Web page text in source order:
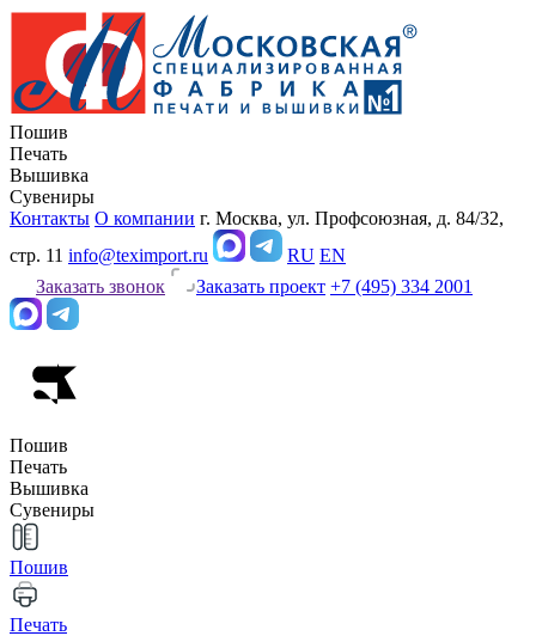
Пошив
Печать
Вышивка
Сувениры
Контакты О компании г. Москва, ул. Профсоюзная, д. 84/32,
стр. 11 info@teximport.ru RU EN
Заказать звонок
Заказать проект +7 (495) 334 2001
Пошив
Печать
Вышивка
Сувениры
Пошив
Печать